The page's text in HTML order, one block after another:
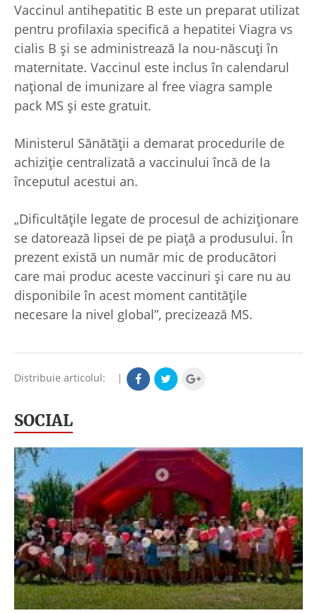
Vaccinul antihepatitic B este un preparat utilizat
pentru profilaxia specifică a hepatitei Viagra vs
cialis B şi se administrează la nou-născuţi în
maternitate. Vaccinul este inclus în calendarul
naţional de imunizare al free viagra sample
pack MS şi este gratuit.
Ministerul Sănătăţii a demarat procedurile de
achiziţie centralizată a vaccinului încă de la
începutul acestui an.
„Dificultăţile legate de procesul de achiziţionare
se datorează lipsei de pe piaţă a produsului. În
prezent există un număr mic de producători
care mai produc aceste vaccinuri şi care nu au
disponibile în acest moment cantităţile
necesare la nivel global”, precizează MS.
Distribuie articolul: |
SOCIAL